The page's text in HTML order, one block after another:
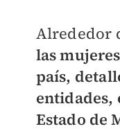
Alrededor
las
país,
entidades,
Estado de